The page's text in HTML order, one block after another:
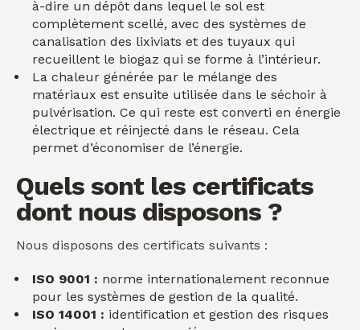
à-dire un dépôt dans lequel le sol est
complètement scellé, avec des systèmes de
canalisation des lixiviats et des tuyaux qui
recueillent le biogaz qui se forme à l’intérieur.
La chaleur générée par le mélange des
matériaux est ensuite utilisée dans le séchoir à
pulvérisation. Ce qui reste est converti en énergie
électrique et réinjecté dans le réseau. Cela
permet d’économiser de l’énergie.
Quels sont les certificats
dont nous disposons ?
Nous disposons des certificats suivants :
ISO 9001 : norme internationalement reconnue
pour les systèmes de gestion de la qualité.
ISO 14001 : identification et gestion des risques